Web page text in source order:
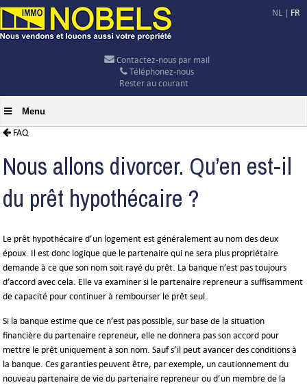
NL | FR
Contactez-nous par mail
Téléphonez-nous
Rester au courant
Menu
FAQ
Nous allons divorcer. Qu’en est-il
du prêt hypothécaire ?
Le prêt hypothécaire d’un logement est généralement au nom des deux
époux. Il est donc logique que le partenaire qui ne sera plus propriétaire
demande à ce que son nom soit rayé du prêt. La banque n’est pas toujours
d’accord avec cela. Elle va examiner si le partenaire repreneur a suffisamment
de capacité pour continuer à rembourser le prêt seul.
Si la banque estime que ce n’est pas possible, sur base de la situation
financière du partenaire repreneur, elle ne donnera pas son accord pour
mettre le prêt uniquement à son nom. Sauf s’il peut avancer des conditions à
la banque. Ces garanties peuvent être, par exemple, un cautionnement du
nouveau partenaire de vie du partenaire repreneur ou d’un membre de la